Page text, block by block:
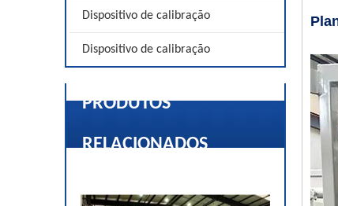
Dispositivo de calibração
Dispositivo de calibração
PRODUTOS
RELACIONADOS